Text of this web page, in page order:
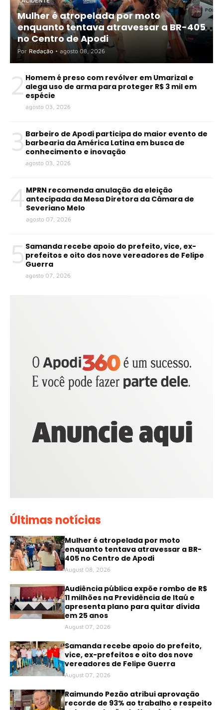
Mulher é atropelada por moto
enquanto tentava atravessar a BR-405
no Centro de Apodi
Por Redação • agosto 08, 2026
2 Homem é preso com revólver em Umarizal e
alega uso de arma para proteger R$ 3 mil em
espécie
agosto 03, 2026
3 Barbeiro de Apodi participa do maior evento de
barbearia da América Latina em busca de
conhecimento e inovação
agosto 03, 2026
4 MPRN recomenda anulação da eleição
antecipada da Mesa Diretora da Câmara de
Severiano Melo
agosto 07, 2026
5 Samanda recebe apoio do prefeito, vice, ex-
prefeitos e oito dos nove vereadores de Felipe
Guerra
agosto 07, 2026
Últimas notícias
Mulher é atropelada por moto
enquanto tentava atravessar a BR-
405 no Centro de Apodi
August 08, 2026
Audiência pública expõe rombo de R$
11 milhões na Previdência de Itaú e
apresenta plano para quitar dívida
em 25 anos
August 07, 2026
Samanda recebe apoio do prefeito,
vice, ex-prefeitos e oito dos nove
vereadores de Felipe Guerra
August 07, 2026
Raimundo Pezão atribui aprovação
recorde de 93% ao trabalho e respeito